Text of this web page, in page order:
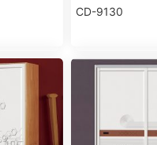
CD-9130